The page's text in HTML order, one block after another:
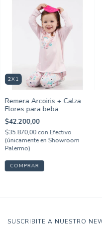
2X1
Remera Arcoiris + Calza
Flores para beba
$42.200,00
$35.870,00con Efectivo
(únicamente en Showroom
Palermo)
COMPRAR
SUSCRIBITE A NUESTRO